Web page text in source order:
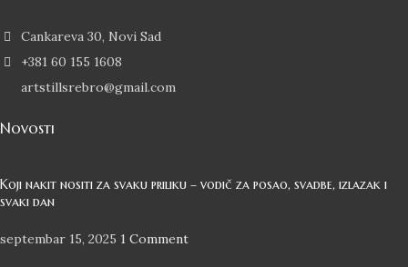
Cankareva 30, Novi Sad
+381 60 155 1608
artstillsrebro@gmail.com
Novosti
Koji nakit nositi za svaku priliku – vodič za posao, svadbe, izlazak i
svaki dan
septembar 15, 2025 1 Comment